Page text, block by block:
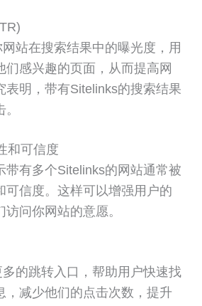
站在搜索结果中的曝光度，用
们感兴趣的页面，从而提高网
表明，带有Sitelinks的搜索结果
和可信度
带有多个Sitelinks的网站通常被
可信度。这样可以增强用户的
问你网站的意愿。
的跳转入口，帮助用户快速找
，减少他们的点击次数，提升